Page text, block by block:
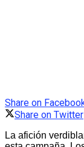
Share on
Share on Twitter
La afición